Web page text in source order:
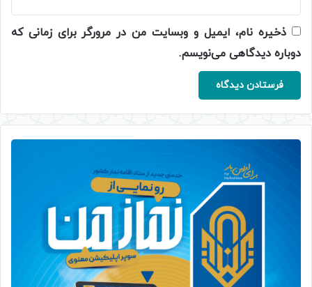
ذخیره نام، ایمیل و وبسایت من در مرورگر برای زمانی که
دوباره دیدگاهی می‌نویسم.